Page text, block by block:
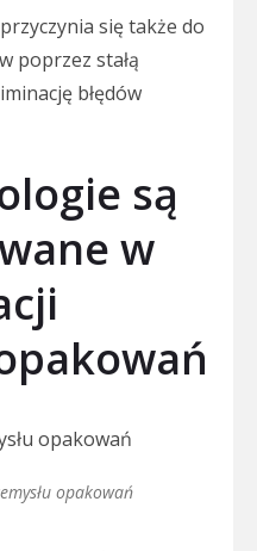
się także do
poprzez stałą
błędów
są
w
opakowań